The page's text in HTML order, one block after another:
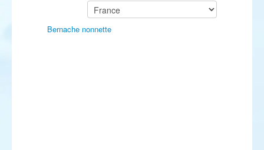
Bernache nonnette